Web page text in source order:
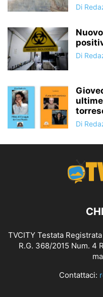
Di
Di
Di
TVCITY Testata
R.G. 368/2015 Num. 4
Contattaci: